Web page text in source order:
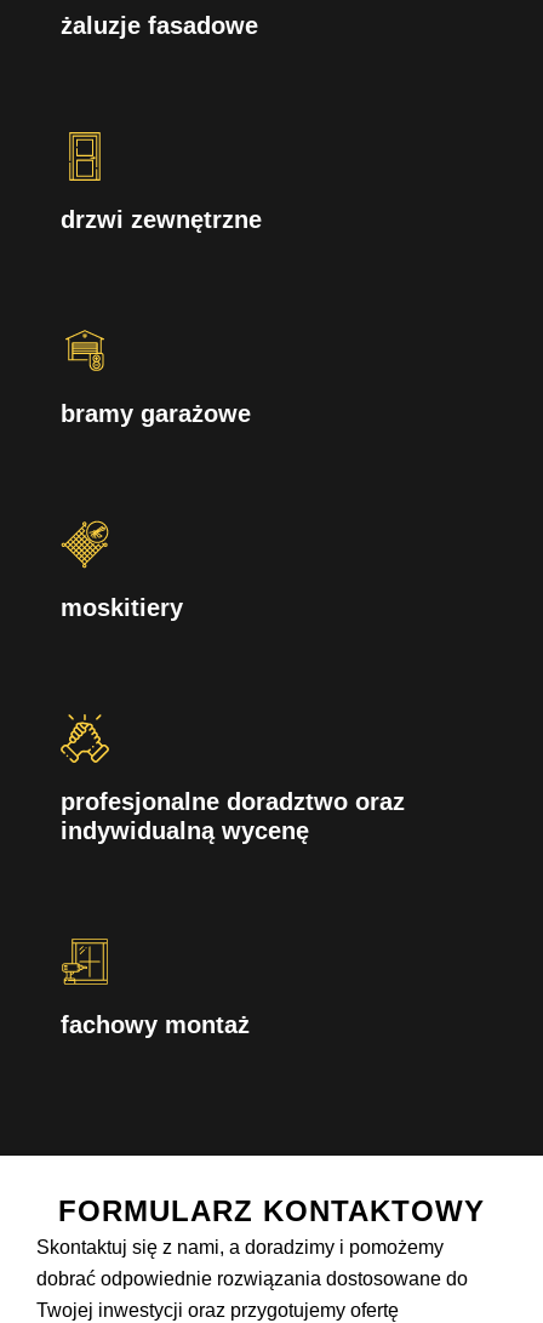
żaluzje fasadowe
drzwi zewnętrzne
bramy garażowe
moskitiery
profesjonalne doradztwo oraz
indywidualną wycenę
fachowy montaż
FORMULARZ KONTAKTOWY
Skontaktuj się z nami, a doradzimy i pomożemy
dobrać odpowiednie rozwiązania dostosowane do
Twojej inwestycji oraz przygotujemy ofertę